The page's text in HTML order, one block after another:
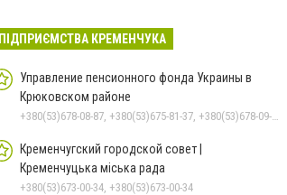
ПІДПРИЄМСТВА КРЕМЕНЧУКА
Управление пенсионного фонда Украины в
Крюковском районе
+380(53)678-08-87, +380(53)675-81-37, +380(53)678-09-01, +380(53)675-81-32, +380(53)675-81-40, +380(53)675-81-33, +380(53)675-81-38, +380(53)675-81-31
Кременчугский городской совет |
Кременчуцька міська рада
+380(53)673-00-34, +380(53)673-00-34